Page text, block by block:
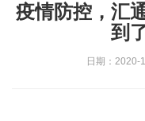
疫情防控，汇
到
日期：2020-